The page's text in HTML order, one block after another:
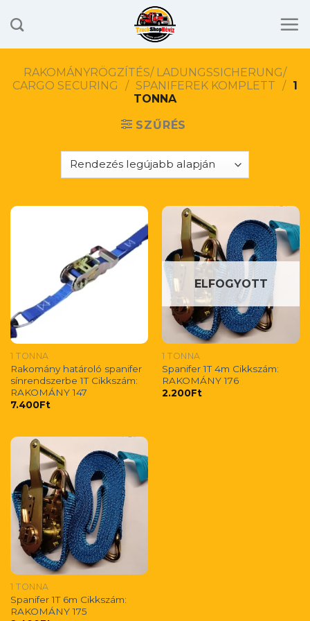
to
RAKOMÁNYRÖGZÍTÉS/ LADUNGSSICHERUNG/
CARGO SECURING
/ SPANIFEREK KOMPLETT / 1
TONNA
SZŰRÉS
1 TONNA
Rakomány határoló spanifer
sínrendszerbe 1T Cikkszám:
RAKOMÁNY 147
7.400Ft
ELFOGYOTT
1 TONNA
Spanifer 1T 4m Cikkszám:
RAKOMÁNY 176
2.200Ft
1 TONNA
Spanifer 1T 6m Cikkszám:
RAKOMÁNY 175